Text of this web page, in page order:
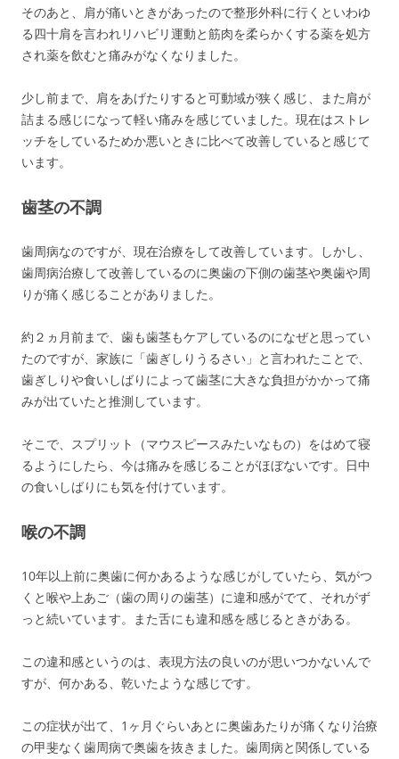
そのあと、肩が痛いときがあったので整形外科に行くといわゆ
る四十肩を言われリハビリ運動と筋肉を柔らかくする薬を処方
され薬を飲むと痛みがなくなりました。
少し前まで、肩をあげたりすると可動域が狭く感じ、また肩が
詰まる感じになって軽い痛みを感じていました。現在はストレ
ッチをしているためか悪いときに比べて改善していると感じて
います。
歯茎の不調
歯周病なのですが、現在治療をして改善しています。しかし、
歯周病治療して改善しているのに奥歯の下側の歯茎や奥歯や周
りが痛く感じることがありました。
約２ヵ月前まで、歯も歯茎もケアしているのになぜと思ってい
たのですが、家族に「歯ぎしりうるさい」と言われたことで、
歯ぎしりや食いしばりによって歯茎に大きな負担がかかって痛
みが出ていたと推測しています。
そこで、スプリット（マウスピースみたいなもの）をはめて寝
るようにしたら、今は痛みを感じることがほぼないです。日中
の食いしばりにも気を付けています。
喉の不調
10年以上前に奥歯に何かあるような感じがしていたら、気がつ
くと喉や上あご（歯の周りの歯茎）に違和感がでて、それがず
っと続いています。また舌にも違和感を感じるときがある。
この違和感というのは、表現方法の良いのが思いつかないんで
すが、何かある、乾いたような感じです。
この症状が出て、1ヶ月ぐらいあとに奥歯あたりが痛くなり治療
の甲斐なく歯周病で奥歯を抜きました。歯周病と関係している